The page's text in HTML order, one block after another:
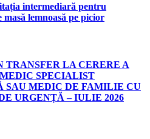
intermediară pentru
masă lemnoasă pe picior
TRANSFER LA CERERE A
SPECIALIST
SAU MEDIC DE FAMILIE CU
URGENȚĂ – IULIE 2026